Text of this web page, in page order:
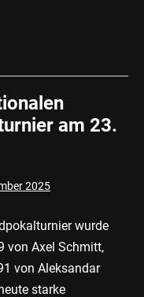
am 23.
2025
wurde
von Axel Schmitt,
von Aleksandar
starke